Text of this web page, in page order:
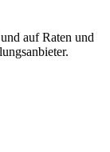
auf Raten und